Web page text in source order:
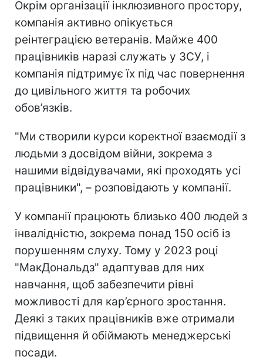
Окрім організації інклюзивного простору,
компанія активно опікується
реінтеграцією ветеранів. Майже 400
працівників наразі служать у ЗСУ, і
компанія підтримує їх під час повернення
до цивільного життя та робочих
обов’язків.
"Ми створили курси коректної взаємодії з
людьми з досвідом війни, зокрема з
нашими відвідувачами, які проходять усі
працівники", – розповідають у компанії.
У компанії працюють близько 400 людей з
інвалідністю, зокрема понад 150 осіб із
порушенням слуху. Тому у 2023 році
"МакДональдз" адаптував для них
навчання, щоб забезпечити рівні
можливості для кар’єрного зростання.
Деякі з таких працівників вже отримали
підвищення й обіймають менеджерські
посади.